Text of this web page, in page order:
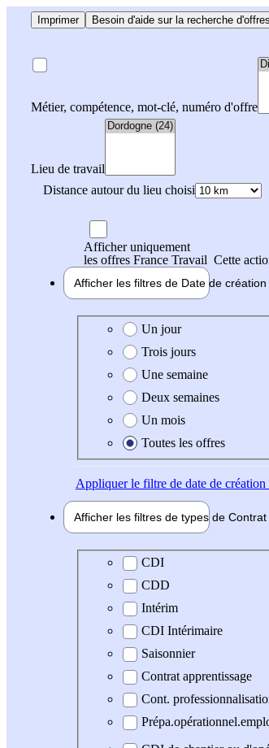
Imprimer Besoin d'aide sur la recherche
Métier, compétence, mot-clé, numéro d'offre
Lieu de travail
Distance autour du lieu choisi
Afficher uniquement
les offres France Travail Cette
Afficher les filtres de Date de création
Date de création de l'offre
Un jour
Trois jours
Une semaine
Deux semaines
Un mois
Toutes les offres
Appliquerle filtre de date de
Afficher les filtres de types de Contrat
Type de contrat
CDI
CDD
Intérim
CDI Intérimaire
Saisonnier
Contrat apprentissage
Cont.